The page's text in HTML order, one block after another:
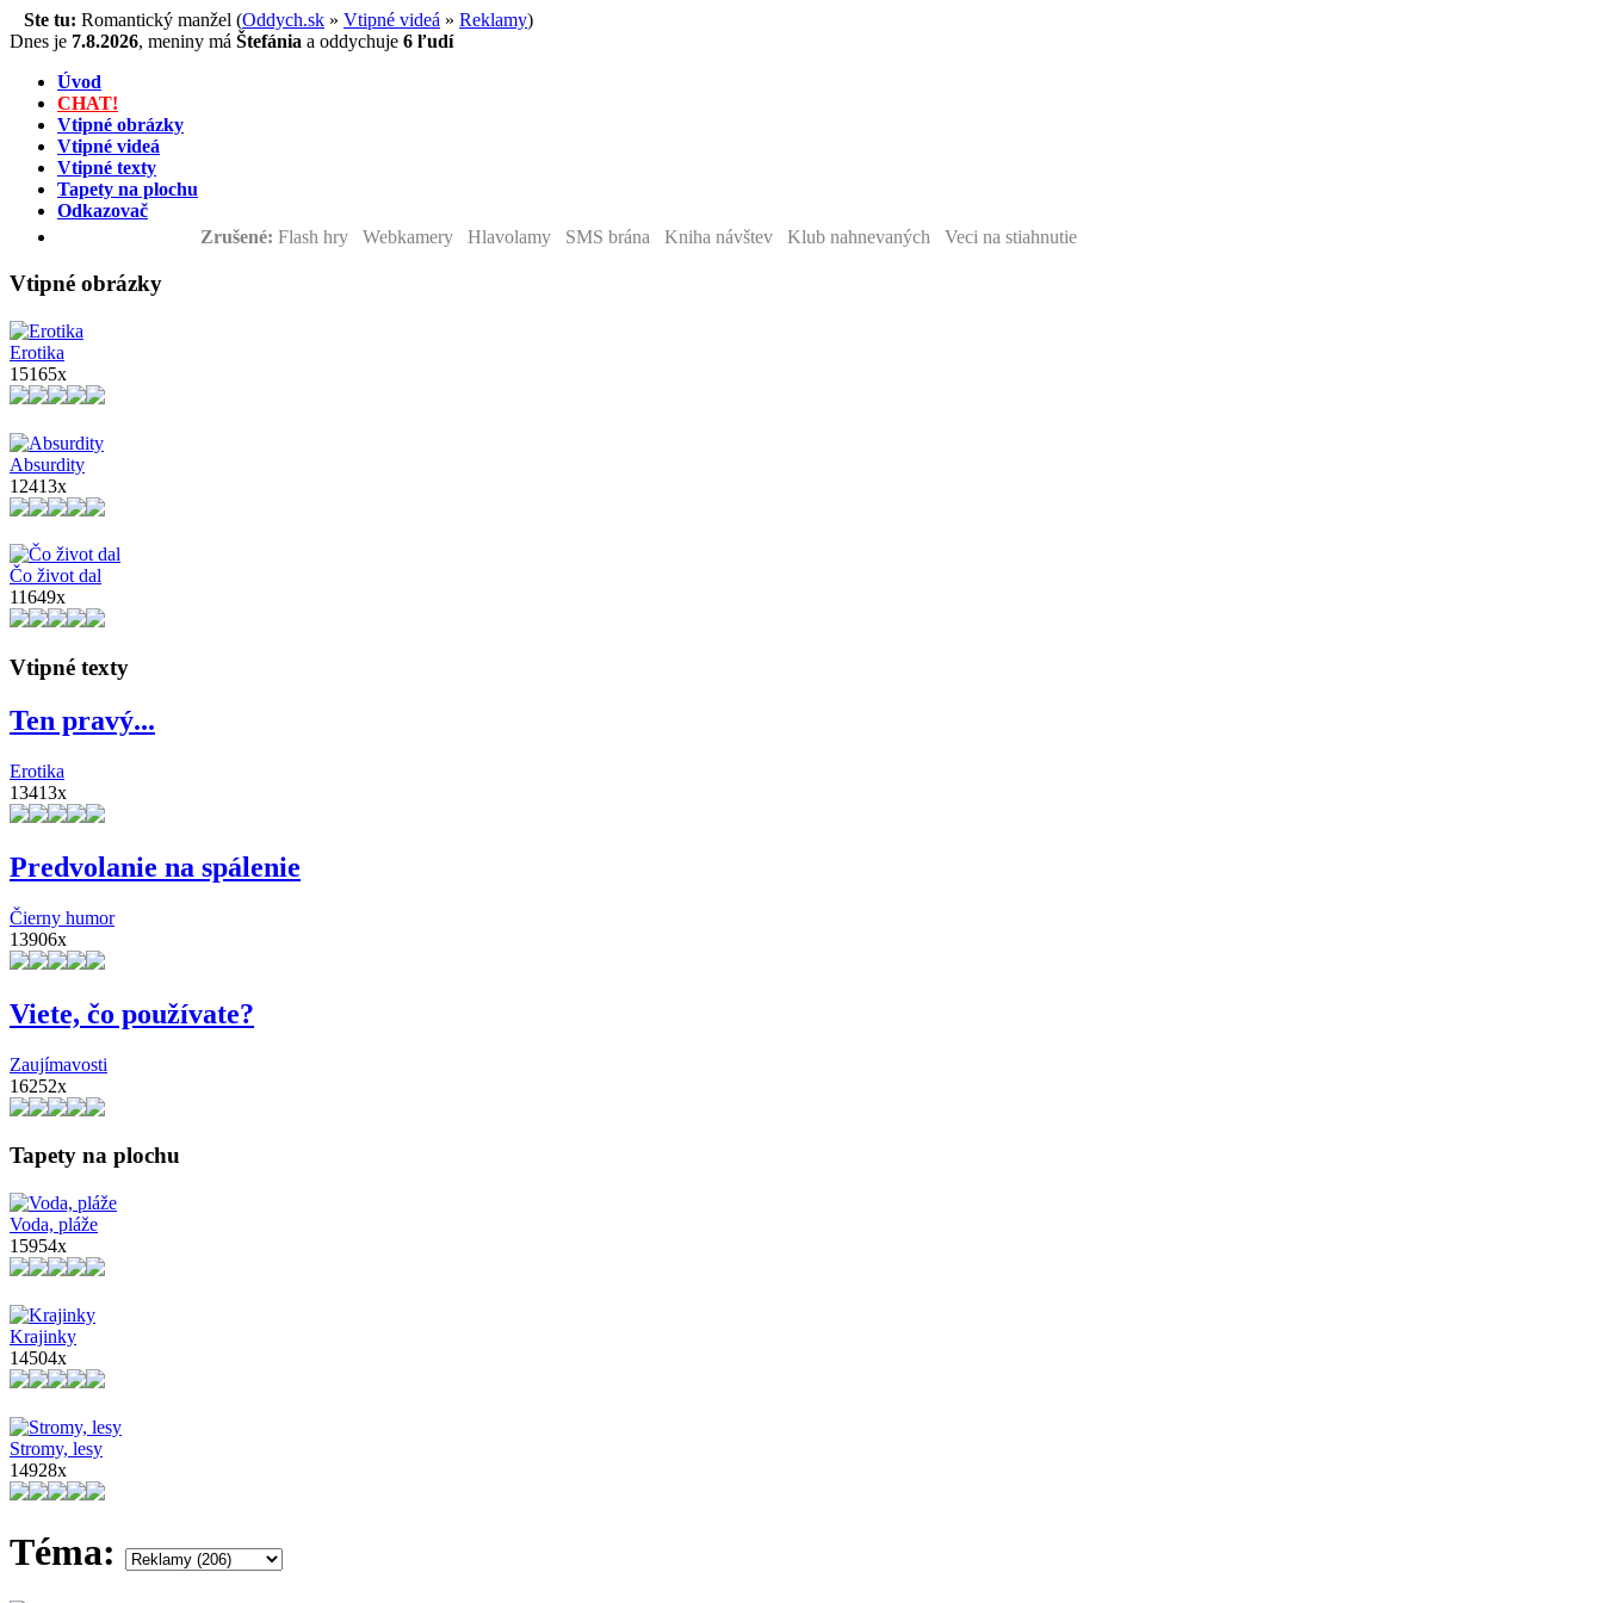
Ste tu: Romantický manžel (Oddych.sk » Vtipné videá » Reklamy)
Dnes je 7.8.2026, meniny má Štefánia a oddychuje 6 ľudí
Úvod
CHAT!
Vtipné obrázky
Vtipné videá
Vtipné texty
Tapety na plochu
Odkazovač
Zrušené: Flash hry Webkamery Hlavolamy SMS brána Kniha návštev Klub nahnevaných Veci na stiahnutie
Vtipné obrázky
Erotika
15165x
Absurdity
12413x
Čo život dal
11649x
Vtipné texty
Ten pravý...
Erotika
13413x
Predvolanie na spálenie
Čierny humor
13906x
Viete, čo používate?
Zaujímavosti
16252x
Tapety na plochu
Voda, pláže
15954x
Krajinky
14504x
Stromy, lesy
14928x
Téma: